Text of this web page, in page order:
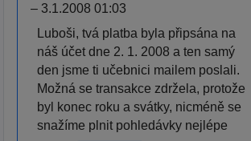
– 3.1.2008 01:03
Luboši, tvá platba byla připsána na
náš účet dne 2. 1. 2008 a ten samý
den jsme ti učebnici mailem poslali.
Možná se transakce zdržela, protože
byl konec roku a svátky, nicméně se
snažíme plnit pohledávky nejlépe